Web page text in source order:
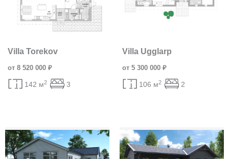
Villa Torekov
от 8 520 000 ₽
142 м2 3
Villa Ugglarp
от 5 300 000 ₽
106 м2 2